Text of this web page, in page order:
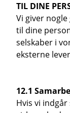
TIL DINE
Vi giver
til dine
selskaber i
eksterne
12.1
Hvis vi